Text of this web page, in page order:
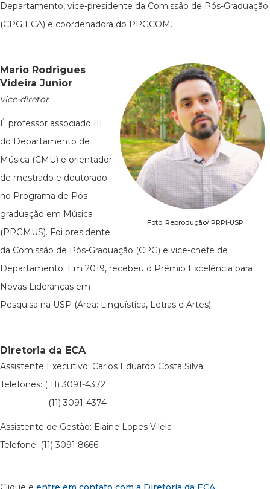
Departamento, vice-presidente da Comissão de Pós-Graduação
(CPG ECA) e coordenadora do PPGCOM.
Foto: Reprodução/ PRPI-USP
Mario Rodrigues
Videira Junior
vice-diretor
É professor associado III
do Departamento de
Música (CMU) e orientador
de mestrado e doutorado
no Programa de Pós-
graduação em Música
(PPGMUS). Foi presidente
da Comissão de Pós-Graduação (CPG) e vice-chefe de
Departamento. Em 2019, recebeu o Prêmio Excelência para
Novas Lideranças em
Pesquisa na USP (Área: Linguística, Letras e Artes).
Diretoria da ECA
Assistente Executivo: Carlos Eduardo Costa Silva
Telefones: ( 11) 3091-4372
(11) 3091-4374
Assistente de Gestão: Elaine Lopes Vilela
Telefone: (11) 3091 8666